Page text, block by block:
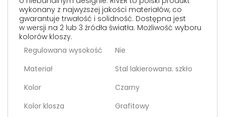
wykonany z najwyższej jakości materiałów, co
gwarantuje trwałość i solidność. Dostępna jest
w wersji na 2 lub 3 źródła światła. Możliwość wyboru
kolorów kloszy.
Regulowana wysokość
Nie
Materiał
Stal lakierowana. szkło
Kolor
Czarny
Kolor klosza
Grafitowy